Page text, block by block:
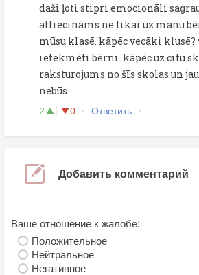
daži ļoti stipri emocionāli
attiecināms ne tikai uz manu
mūsu klasē. kāpēc vecāki
ietekmēti bērni. kāpēc uz citu
raksturojums no šīs skolas un
nebūs
2 0 Ответить
Добавить комментарий
Ваше отношение к жалобе:
Положительное
Нейтральное
Негативное